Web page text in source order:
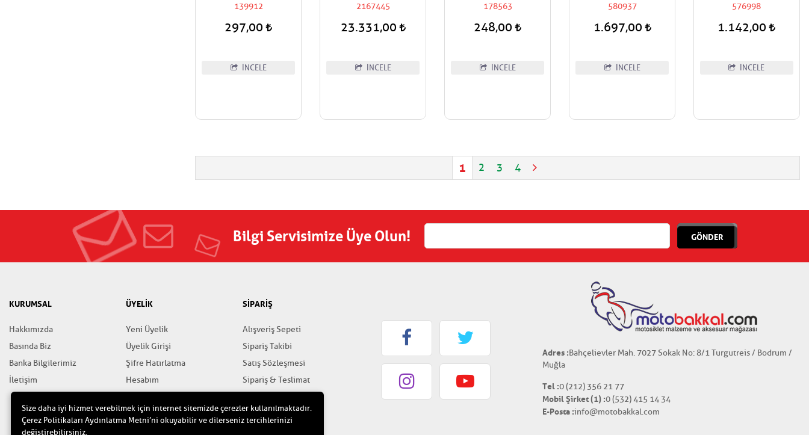
Alt Dişli
139912
297,00
İNCELE
2167445
23.331,00
İNCELE
178563
248,00
İNCELE
580937
1.697,00
İNCELE
576998
1.142,00
İNCELE
1 2 3 4
Bilgi Servisimize Üye Olun! GÖNDER
KURUMSAL
Hakkımızda
Basında Biz
Banka Bilgilerimiz
İletişim
ÜYELİK
Yeni Üyelik
Üyelik Girişi
Şifre Hatırlatma
Hesabım
SİPARİŞ
Alışveriş Sepeti
Sipariş Takibi
Satış Sözleşmesi
Sipariş & Teslimat
Yardım
Adres :Bahçelievler Mah. 7027 Sokak No: 8/1 Turgutreis / Bodrum /
Muğla
Tel :0 (212) 356 21 77
Mobil Şirket (1) :0 (532) 415 14 34
E-Posta :info@motobakkal.com
Size daha iyi hizmet verebilmek için internet sitemizde çerezler kullanılmaktadır.
Çerez Politikaları Aydınlatma Metni’ni okuyabilir ve dilerseniz tercihlerinizi
değiştirebilirsiniz.